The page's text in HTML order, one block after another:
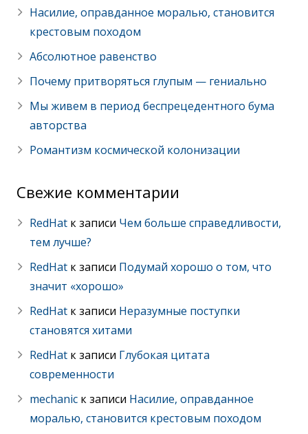
Насилие, оправданное моралью, становится
крестовым походом
Абсолютное равенство
Почему притворяться глупым — гениально
Мы живем в период беспрецедентного бума
авторства
Романтизм космической колонизации
Свежие комментарии
RedHat к записи Чем больше справедливости,
тем лучше?
RedHat к записи Подумай хорошо о том, что
значит «хорошо»
RedHat к записи Неразумные поступки
становятся хитами
RedHat к записи Глубокая цитата
современности
mechanic к записи Насилие, оправданное
моралью, становится крестовым походом